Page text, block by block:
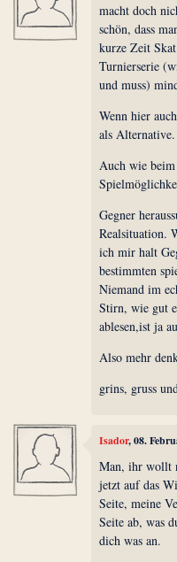
macht doch
schön, dass
kurze Zeit
Turnierserie
und muss)
Wenn hier
als Alternative.
Auch wie
Gegner
Realsituation.
ich mir halt
bestimmten
Niemand im
Stirn, wie gut
ablesen,ist ja
Also mehr
grins, gruss
Isador, 08.
Man, ihr wollt
jetzt auf das
Seite, meine
Seite ab, was
dich was an.